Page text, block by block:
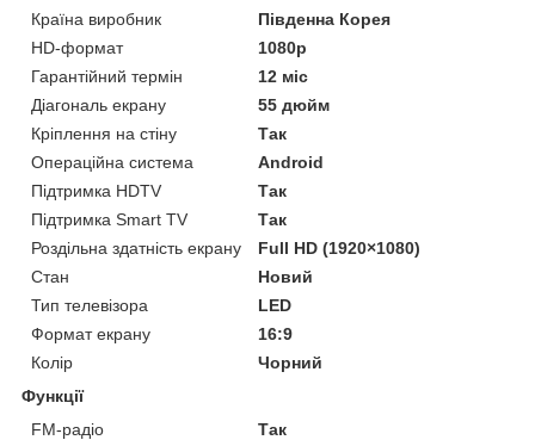
Країна виробник
Південна Корея
HD-формат
1080р
Гарантійний термін
12 міс
Діагональ екрану
55 дюйм
Кріплення на стіну
Так
Операційна система
Android
Підтримка HDTV
Так
Підтримка Smart TV
Так
Роздільна здатність екрану
Full HD (1920×1080)
Стан
Новий
Тип телевізора
LED
Формат екрану
16:9
Колір
Чорний
Функції
FM-радіо
Так